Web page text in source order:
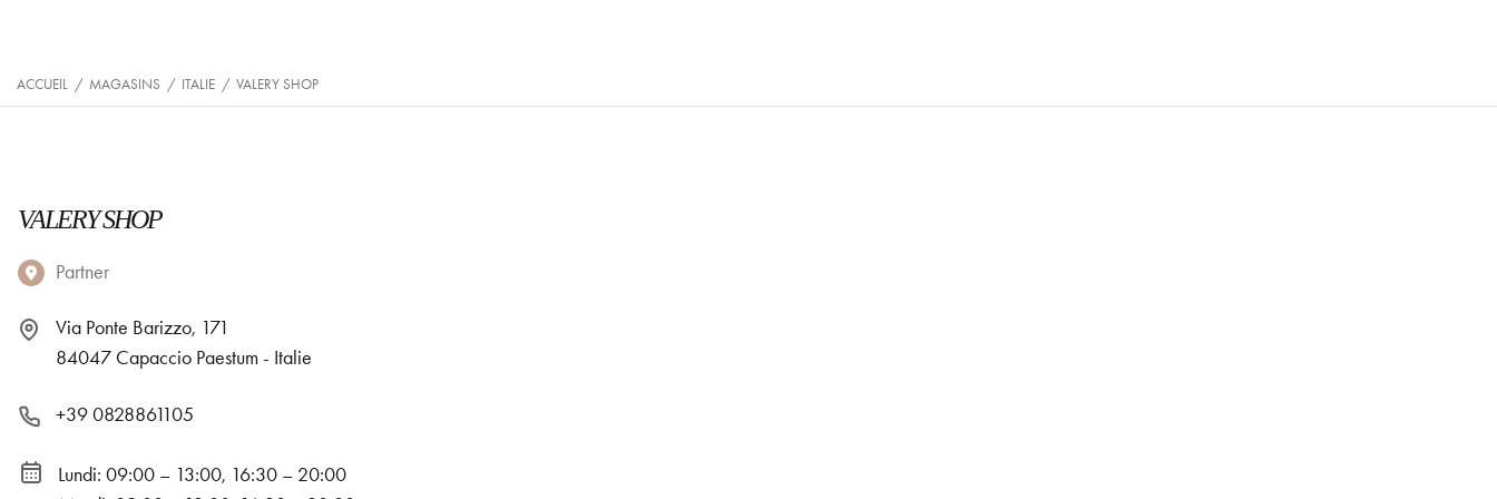
ACCUEIL / MAGASINS / ITALIE / VALERY SHOP
VALERY SHOP
Partner
Via Ponte Barizzo, 171
84047 Capaccio Paestum - Italie
+39 0828861105
Lundi: 09:00 – 13:00, 16:30 – 20:00